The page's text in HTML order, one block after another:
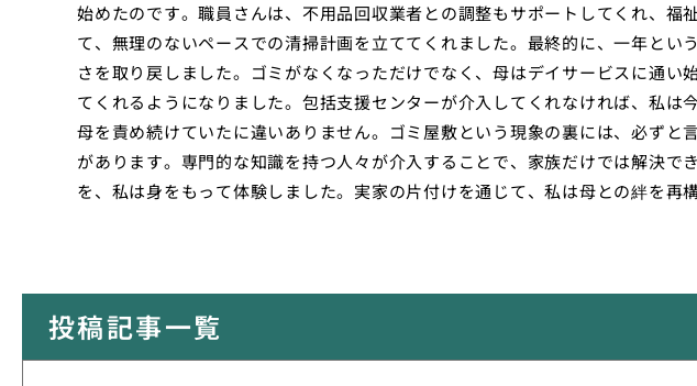
始めたのです。職員さんは、不用品回収業者との調整もサポートしてくれ、福
て、無理のないペースでの清掃計画を立ててくれました。最終的に、一年とい
さを取り戻しました。ゴミがなくなっただけでなく、母はデイサービスに通い
てくれるようになりました。包括支援センターが介入してくれなければ、私は
母を責め続けていたに違いありません。ゴミ屋敷という現象の裏には、必ずと
があります。専門的な知識を持つ人々が介入することで、家族だけでは解決で
を、私は身をもって体験しました。実家の片付けを通じて、私は母との絆を再
投稿記事一覧